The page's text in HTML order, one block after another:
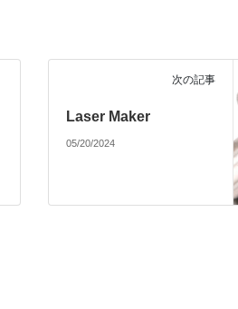
次の記事
Laser Maker
05/20/2024